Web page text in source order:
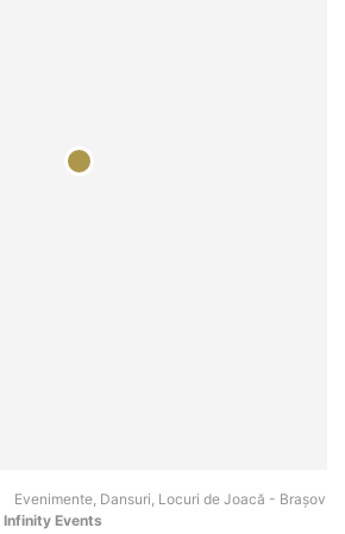
Evenimente, Dansuri, Locuri de Joacă - Braşov
Events